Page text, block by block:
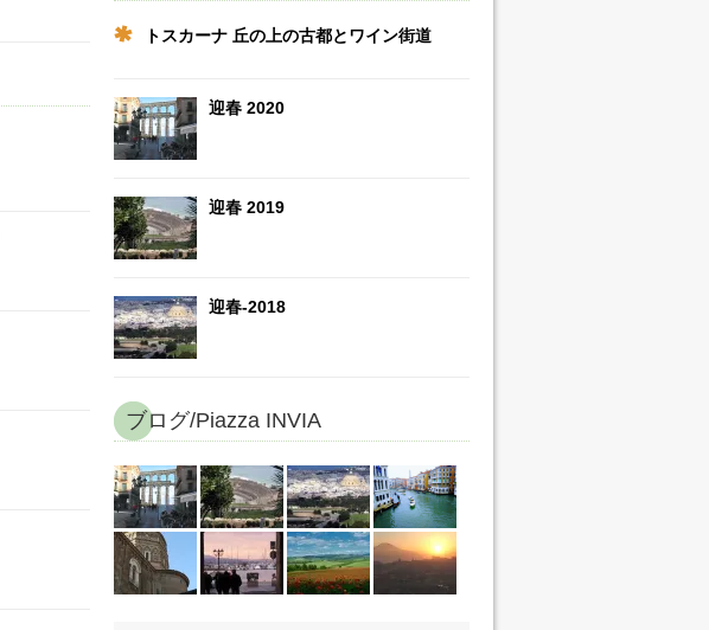
トスカーナ 丘の上の古都とワイン街道
迎春 2020
迎春 2019
迎春-2018
ブログ/Piazza INVIA